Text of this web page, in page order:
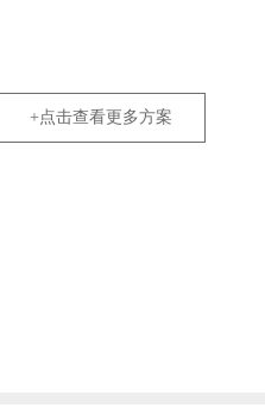
+点击查看更多方案